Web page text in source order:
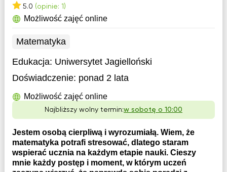
5.0 (opinie: 1)
Możliwość zajęć online
Matematyka
Edukacja: Uniwersytet Jagielloński
Doświadczenie: ponad 2 lata
Możliwość zajęć online
Najbliższy wolny termin:w sobotę o 10:00
Jestem osobą cierpliwą i wyrozumiałą. Wiem, że
matematyka potrafi stresować, dlatego staram
wspierać ucznia na każdym etapie nauki. Cieszy
mnie każdy postęp i moment, w którym uczeń